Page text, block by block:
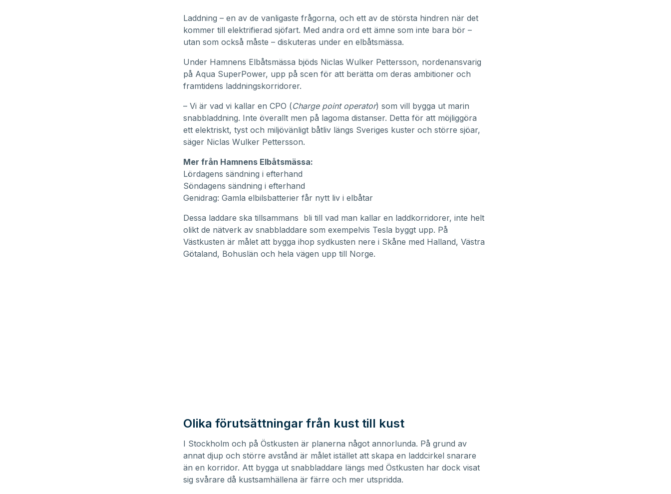
Laddning – en av de vanligaste frågorna, och ett av de största hindren när det
kommer till elektrifierad sjöfart. Med andra ord ett ämne som inte bara bör –
utan som också måste – diskuteras under en elbåtsmässa.
Under Hamnens Elbåtsmässa bjöds Niclas Wulker Pettersson, nordenansvarig
på Aqua SuperPower, upp på scen för att berätta om deras ambitioner och
framtidens laddningskorridorer.
– Vi är vad vi kallar en CPO (Charge point operator) som vill bygga ut marin
snabbladdning. Inte överallt men på lagoma distanser. Detta för att möjliggöra
ett elektriskt, tyst och miljövänligt båtliv längs Sveriges kuster och större sjöar,
säger Niclas Wulker Pettersson.
Mer från Hamnens Elbåtsmässa:
Lördagens sändning i efterhand
Söndagens sändning i efterhand
Genidrag: Gamla elbilsbatterier får nytt liv i elbåtar
Dessa laddare ska tillsammans bli till vad man kallar en laddkorridorer, inte helt
olikt de nätverk av snabbladdare som exempelvis Tesla byggt upp. På
Västkusten är målet att bygga ihop sydkusten nere i Skåne med Halland, Västra
Götaland, Bohuslän och hela vägen upp till Norge.
Olika förutsättningar från kust till kust
I Stockholm och på Östkusten är planerna något annorlunda. På grund av
annat djup och större avstånd är målet istället att skapa en laddcirkel snarare
än en korridor. Att bygga ut snabbladdare längs med Östkusten har dock visat
sig svårare då kustsamhällena är färre och mer utspridda.